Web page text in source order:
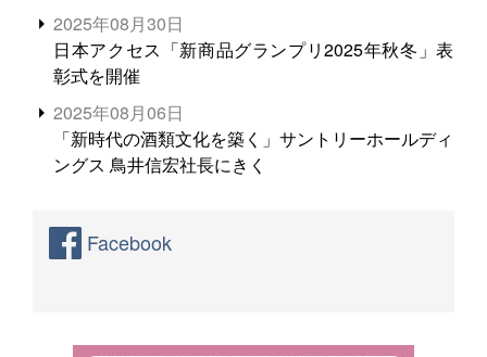
2025年08月30日
日本アクセス「新商品グランプリ2025年秋冬」表
彰式を開催
2025年08月06日
「新時代の酒類文化を築く」サントリーホールディ
ングス 鳥井信宏社長にきく
Facebook